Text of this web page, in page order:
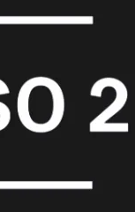
SOC
Security